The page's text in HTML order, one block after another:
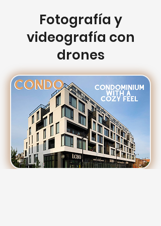
Fotografía y
videografía con
drones